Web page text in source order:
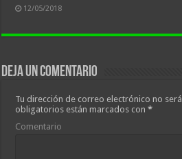
12/05/2018
Deja un comentario
Tu dirección de correo electrónico no
obligatorios están marcados con*
Comentario